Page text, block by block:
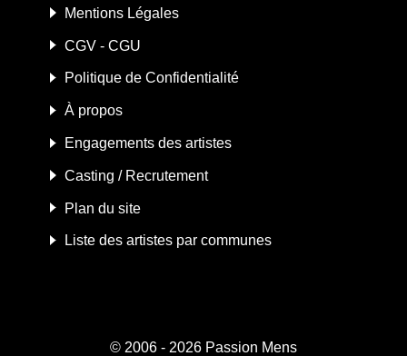
Mentions Légales
CGV - CGU
Politique de Confidentialité
À propos
Engagements des artistes
Casting / Recrutement
Plan du site
Liste des artistes par communes
© 2006 - 2026 Passion Mens